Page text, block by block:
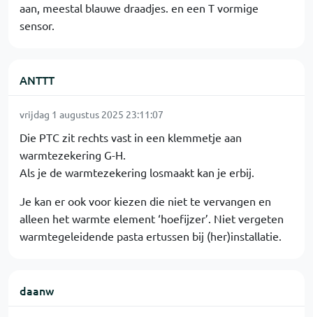
aan, meestal blauwe draadjes. en een T vormige
sensor.
ANTTT
vrijdag 1 augustus 2025 23:11:07
Die PTC zit rechts vast in een klemmetje aan
warmtezekering G-H.
Als je de warmtezekering losmaakt kan je erbij.
Je kan er ook voor kiezen die niet te vervangen en
alleen het warmte element ‘hoefijzer’. Niet vergeten
warmtegeleidende pasta ertussen bij (her)installatie.
daanw